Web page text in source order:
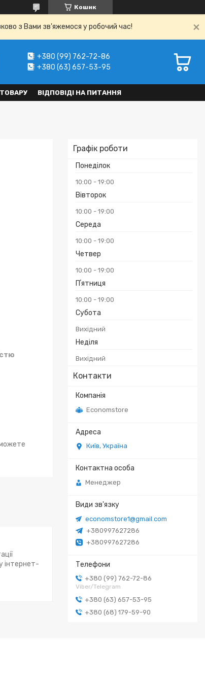
Кошик
з Вами зв'яжемося у робочий час!
+380 (99) 762-72-86
+380 (63) 657-53-95
ВІДПОВІДІ НА ПИТАННЯ
Графік роботи
Понеділок
10:00 19:00
Вівторок
10:00 19:00
Середа
10:00 19:00
Четвер
10:00 19:00
Пʼятниця
10:00 19:00
Субота
Вихідний
Неділя
Вихідний
Контакти
Economstore
Київ, Україна
Менеджер
economstore1@gmail.com
+380997627286
+380997627286
+380 (99) 762-72-86
Viber/Telegram
+380 (63) 657-53-95
+380 (68) 179-59-90
можете
інтернет-